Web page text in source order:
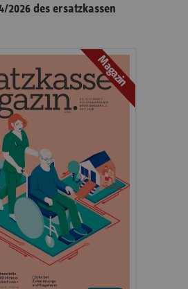
2026 des ersatzkassen
Magazin